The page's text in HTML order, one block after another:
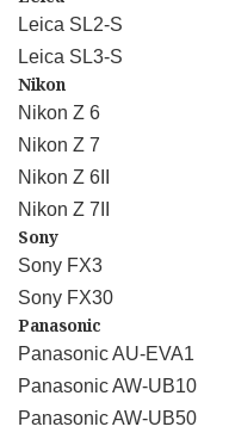
Leica SL2-S
Leica SL3-S
Nikon
Nikon Z 6
Nikon Z 7
Nikon Z 6II
Nikon Z 7II
Sony
Sony FX3
Sony FX30
Panasonic
Panasonic AU-EVA1
Panasonic AW-UB10
Panasonic AW-UB50